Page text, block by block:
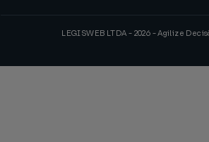
LEGISWEB LTDA - 2026 - Agilize